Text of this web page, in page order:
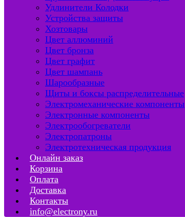
Удлинители Колодки
Устройства защиты
Хозтовары
Цвет аллюминий
Цвет бронза
Цвет графит
Цвет шампань
Шарообразные
Щиты и боксы распределительные
Электромеханические компоненты
Электронные компоненты
Электрообогреватели
Электропатроны
Электротехническая продукция
Онлайн заказ
Корзина
Оплата
Доставка
Контакты
info@electrony.ru